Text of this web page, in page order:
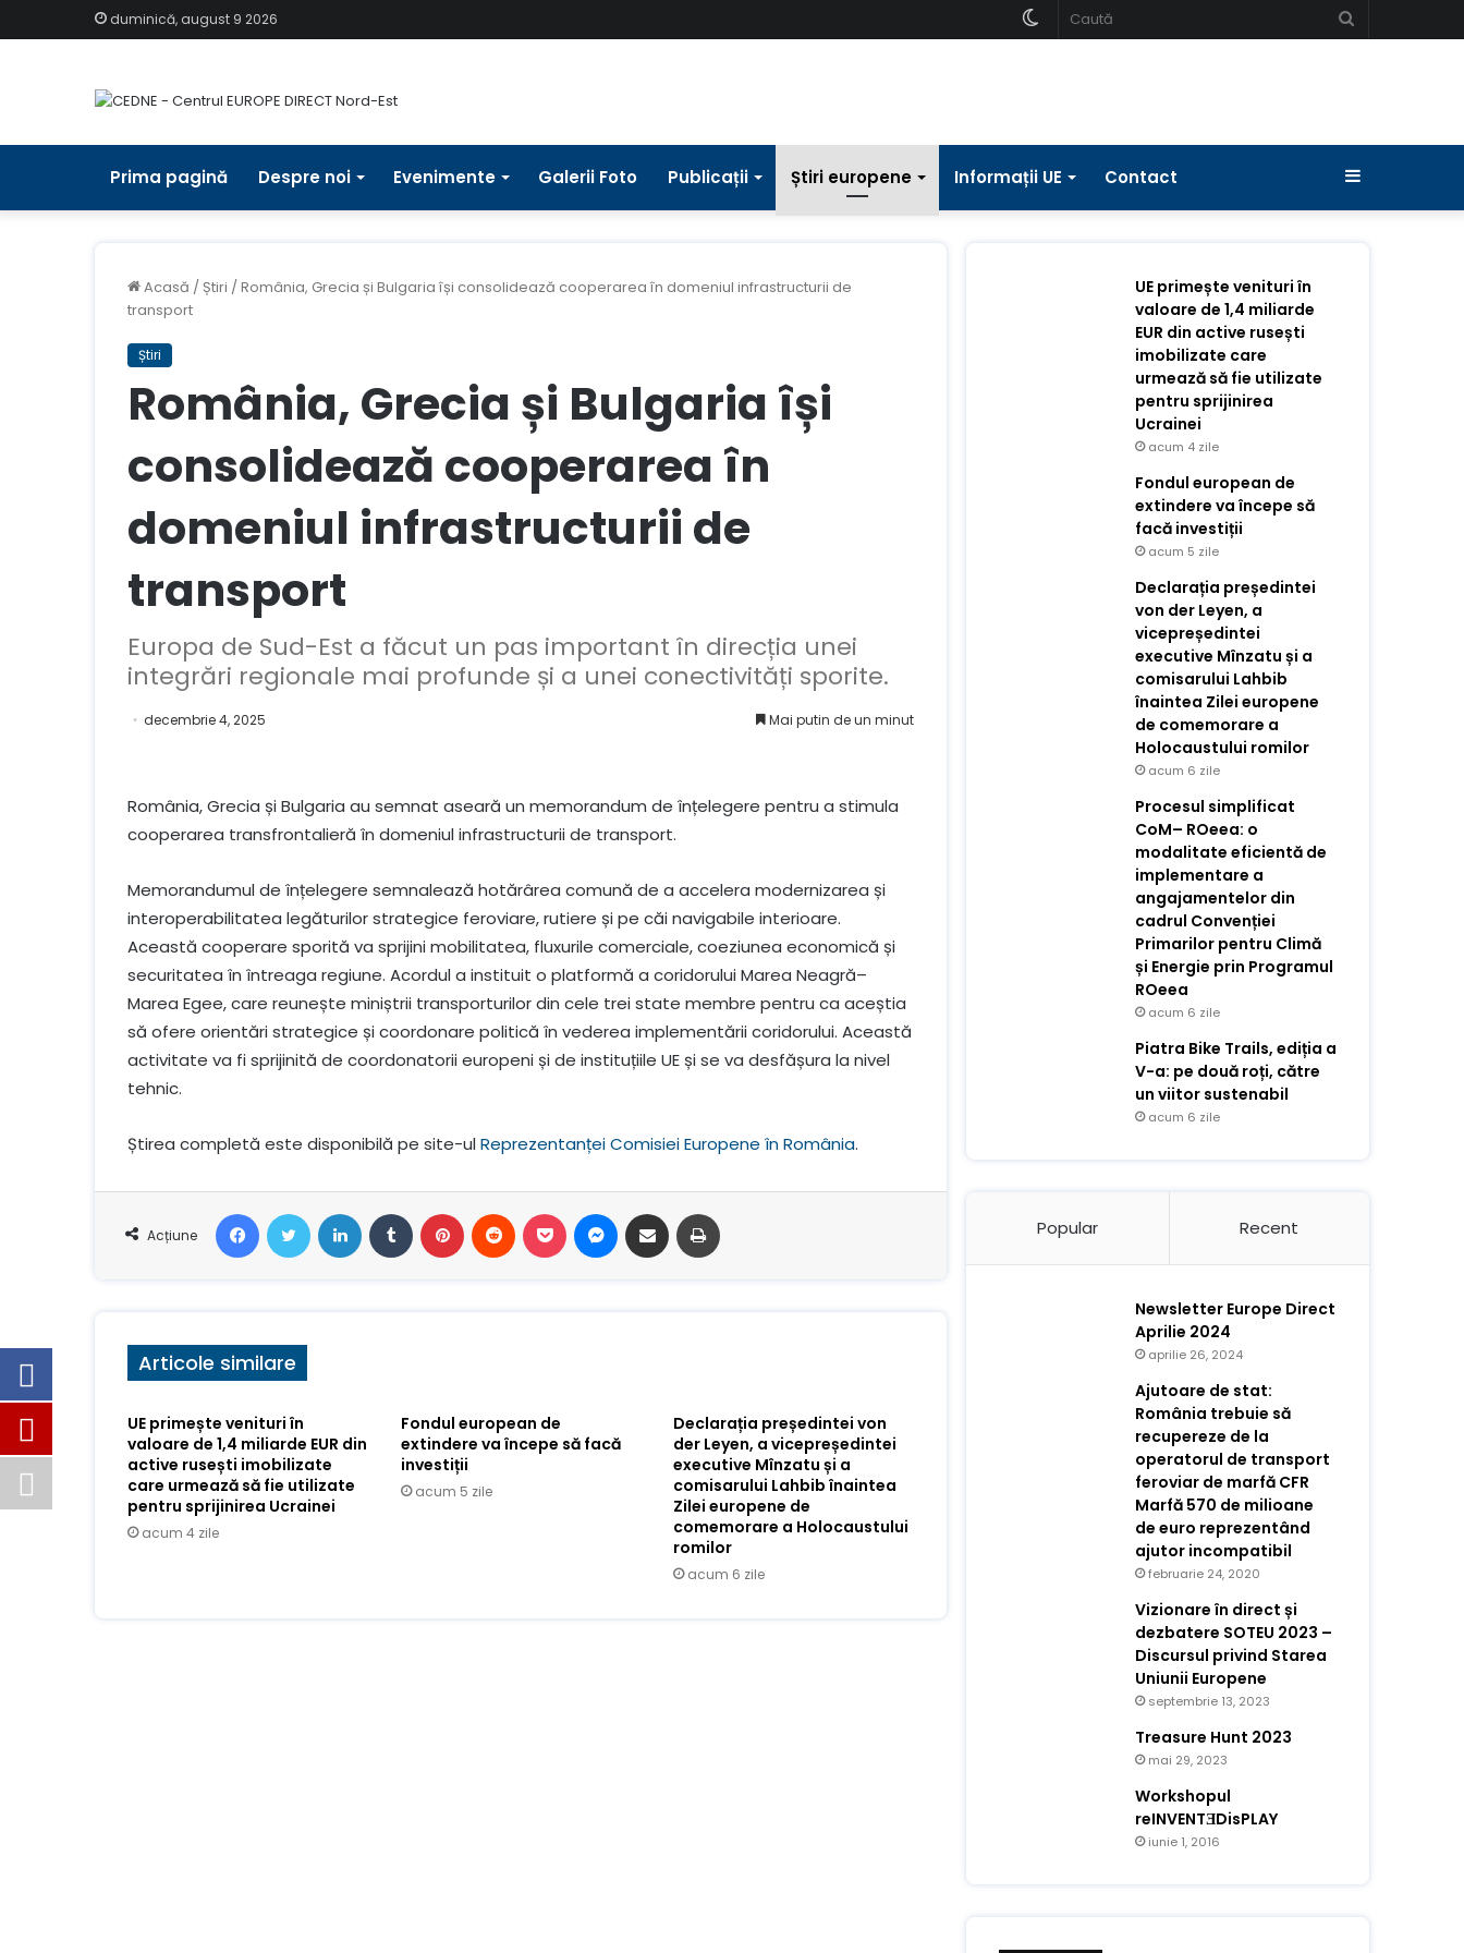
duminică, august 9 2026
Schimbați
Prima pagină Despre noi Evenimente Galerii Foto Publicații Știri europene Informații UE Contact Bara
Acasă / Știri /România, Grecia și Bulgaria își consolidează cooperarea în domeniul infrastructurii de
transport
Știri
România, Grecia și Bulgaria își
consolidează cooperarea în
domeniul infrastructurii de
transport
Europa de Sud-Est a făcut un pas important în direcția unei
integrări regionale mai profunde și a unei conectivități sporite.
decembrie 4, 2025 Mai putin de un minut
România, Grecia și Bulgaria au semnat aseară un memorandum de înțelegere pentru a stimula
cooperarea transfrontalieră în domeniul infrastructurii de transport.
Memorandumul de înțelegere semnalează hotărârea comună de a accelera modernizarea și
interoperabilitatea legăturilor strategice feroviare, rutiere și pe căi navigabile interioare.
Această cooperare sporită va sprijini mobilitatea, fluxurile comerciale, coeziunea economică și
securitatea în întreaga regiune. Acordul a instituit o platformă a coridorului Marea Neagră–
Marea Egee, care reunește miniștrii transporturilor din cele trei state membre pentru ca aceștia
să ofere orientări strategice și coordonare politică în vederea implementării coridorului. Această
activitate va fi sprijinită de coordonatorii europeni și de instituțiile UE și se va desfășura la nivel
tehnic.
Știrea completă este disponibilă pe site-ulReprezentanței Comisiei Europene în România.
Acțiune
FacebookStare de nervozitateLinkedIn Tumblr Pinterest Reddit Buzunar Mesager Distribuie prin e-mail
Articole similare
UE primește venituri în
valoare de 1,4 miliarde EUR din
active rusești imobilizate
care urmează să fie utilizate
pentru sprijinirea Ucrainei
acum 4 zile
Fondul european de
extindere va începe să facă
investiții
acum 5 zile
Declarația președintei von
der Leyen, a vicepreședintei
executive Mînzatu și a
comisarului Lahbib înaintea
Zilei europene de
comemorare a Holocaustului
romilor
acum 6 zile
UE primește venituri în
valoare de 1,4 miliarde
EUR din active rusești
imobilizate care
urmează să fie utilizate
pentru sprijinirea
Ucrainei
acum 4 zile
Fondul european de
extindere va începe să
facă investiții
acum 5 zile
Declarația președintei
von der Leyen, a
vicepreședintei
executive Mînzatu și a
comisarului Lahbib
înaintea Zilei europene
de comemorare a
Holocaustului romilor
acum 6 zile
Procesul simplificat
CoM– ROeea: o
modalitate eficientă de
implementare a
angajamentelor din
cadrul Convenției
Primarilor pentru Climă
și Energie prin Programul
ROeea
acum 6 zile
Piatra Bike Trails, ediția a
V-a: pe două roți, către
un viitor sustenabil
acum 6 zile
Popular Recent
Newsletter Europe Direct
Aprilie 2024
aprilie 26, 2024
Ajutoare de stat:
România trebuie să
recupereze de la
operatorul de transport
feroviar de marfă CFR
Marfă 570 de milioane
de euro reprezentând
ajutor incompatibil
februarie 24, 2020
Vizionare în direct și
dezbatere SOTEU 2023 –
Discursul privind Starea
Uniunii Europene
septembrie 13, 2023
Treasure Hunt 2023
mai 29, 2023
Workshopul
reINVENTƎDisPLAY
iunie 1, 2016